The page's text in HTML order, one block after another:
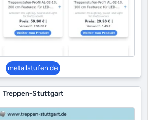
metallstufen.de
Treppen-Stuttgart